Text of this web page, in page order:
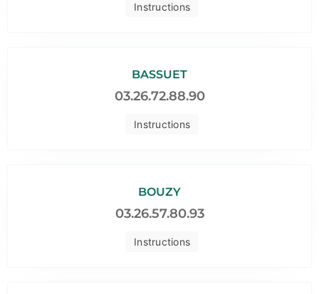
Instructions
Instructions
BASSUET
03.26.72.88.90
Instructions
BOUZY
03.26.57.80.93